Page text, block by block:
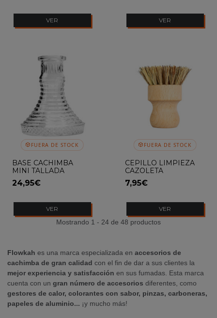
Flowkah es una marca especializada en accesorios de
cachimba de gran calidad con el fin de dar a sus clientes la
mejor experiencia y satisfacción en sus fumadas. Esta marca
cuenta con un gran número de accesorios diferentes, como
gestores de calor, colorantes con sabor, pinzas, carboneras,
papeles de aluminio... ¡y mucho más!
VER VER
FUERA DE STOCK
BASE CACHIMBA
MINI TALLADA
LINEAL FLOWKAH
24,95€
VER
FUERA DE STOCK
CEPILLO LIMPIEZA
CAZOLETA
7,95€
VER
Mostrando 1 - 24 de 48 productos